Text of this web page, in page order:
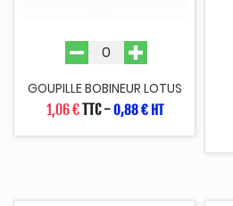
GOUPILLE BOBINEUR LOTUS
1,06 €TTC-0,88 € HT